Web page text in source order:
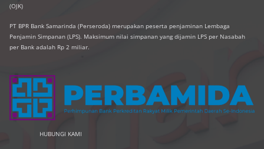
(OJK)
PT BPR Bank Samarinda (Perseroda) merupakan peserta penjaminan Lembaga
Penjamin Simpanan (LPS). Maksimum nilai simpanan yang dijamin LPS per Nasabah
per Bank adalah Rp 2 miliar.
HUBUNGI KAMI